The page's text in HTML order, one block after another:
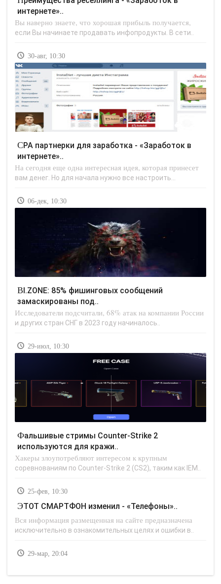
интернете»..
Вы наверно знаете, что хорошая прибыль получается,
если Вы начинаете продавать инфопродукты. В сети..
30-авг, 10:30
CPA партнерки для заработка - «Заработок в
интернете»..
На сегодня еще одна интересная идея, которая принесет
вам денег. Но для начала нужно все настроить...
06-дек, 10:30
BI.ZONE: 85% фишинговых сообщений
замаскированы под..
Исследователи подсчитали, 68% атак на компании России
и других стран СНГ в 2023 году начиналось..
29-июл, 10:30
Фальшивые стримы Counter-Strike 2
используются для кражи..
Хакеры злоупотребляют интересом к крупным
соревнованиям по Counter-Strike 2 (CS2), таким как IEM..
25-фев, 10:30
ЭТОТ СМАРТФОН изменил - «Телефоны»..
Вся информация размещенная на сайте предназначена
исключительно в ознакомительных целях и ошибки в..
29-мар, 20:04